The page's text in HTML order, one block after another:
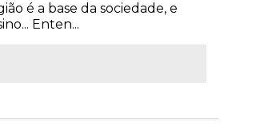
é a base da sociedade, e
Enten...